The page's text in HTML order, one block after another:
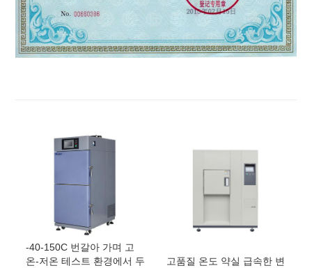
-40-150C 번갈아 가며 고
온-저온 테스트 환경에서 두
고품질 온도 약실 급속한 변